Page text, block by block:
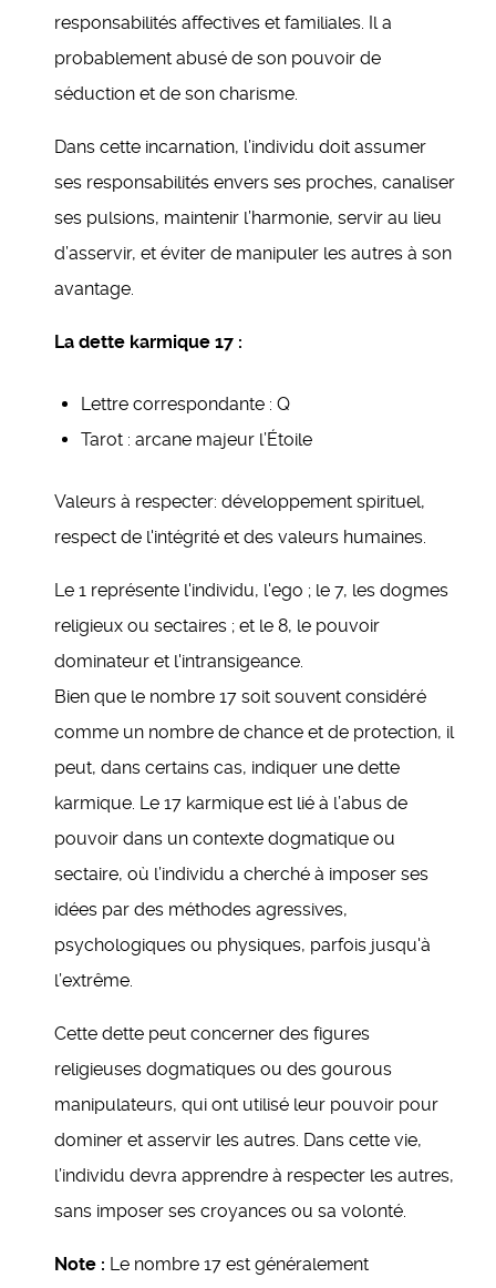
responsabilités affectives et familiales. Il a
probablement abusé de son pouvoir de
séduction et de son charisme.
Dans cette incarnation, l’individu doit assumer
ses responsabilités envers ses proches, canaliser
ses pulsions, maintenir l’harmonie, servir au lieu
d’asservir, et éviter de manipuler les autres à son
avantage.
La dette karmique 17 :
Lettre correspondante : Q
Tarot : arcane majeur l’Étoile
Valeurs à respecter: développement spirituel,
respect de l'intégrité et des valeurs humaines.
Le 1 représente l'individu, l'ego ; le 7, les dogmes
religieux ou sectaires ; et le 8, le pouvoir
dominateur et l'intransigeance.
Bien que le nombre 17 soit souvent considéré
comme un nombre de chance et de protection, il
peut, dans certains cas, indiquer une dette
karmique. Le 17 karmique est lié à l’abus de
pouvoir dans un contexte dogmatique ou
sectaire, où l’individu a cherché à imposer ses
idées par des méthodes agressives,
psychologiques ou physiques, parfois jusqu'à
l’extrême.
Cette dette peut concerner des figures
religieuses dogmatiques ou des gourous
manipulateurs, qui ont utilisé leur pouvoir pour
dominer et asservir les autres. Dans cette vie,
l’individu devra apprendre à respecter les autres,
sans imposer ses croyances ou sa volonté.
Note : Le nombre 17 est généralement